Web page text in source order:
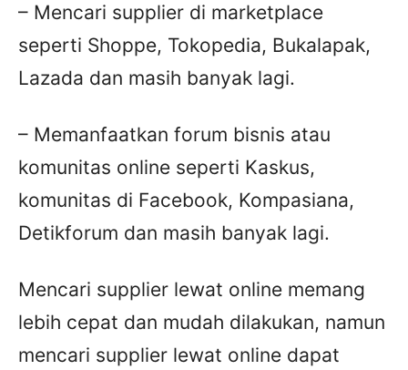
– Mencari supplier di marketplace
seperti Shoppe, Tokopedia, Bukalapak,
Lazada dan masih banyak lagi.
– Memanfaatkan forum bisnis atau
komunitas online seperti Kaskus,
komunitas di Facebook, Kompasiana,
Detikforum dan masih banyak lagi.
Mencari supplier lewat online memang
lebih cepat dan mudah dilakukan, namun
mencari supplier lewat online dapat